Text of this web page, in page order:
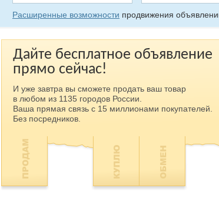
Расширенные возможности продвижения
Дайте бесплатное объявление
прямо сейчас!
И уже завтра вы сможете продать ваш товар
в любом из 1135 городов России.
Ваша прямая связь с 15 миллионами покупателей.
Без посредников.